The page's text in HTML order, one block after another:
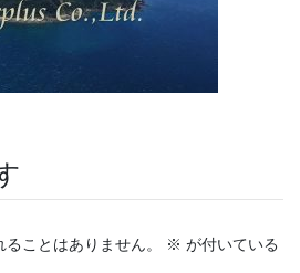
ことはありません。 ※ が付いている